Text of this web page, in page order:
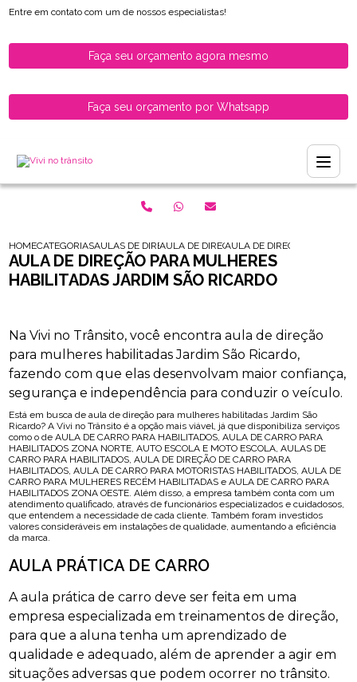
Entre em contato com um de nossos especialistas!
Faça seu orçamento agora mesmo
Faça seu orçamento por Whatsapp
HOMECATEGORIASAULAS DE DIRECAO PARA HABILITADOS
AULA DE DIRECAO PARA MULHERES
AULA DE DIRECAO PARA
AULA DE DIREÇÃO PARA MULHERES
HABILITADAS JARDIM SÃO RICARDO
Na Vivi no Trânsito, você encontra aula de direção
para mulheres habilitadas Jardim São Ricardo,
fazendo com que elas desenvolvam maior confiança,
segurança e independência para conduzir o veículo.
Está em busca de aula de direção para mulheres habilitadas Jardim São
Ricardo? A Vivi no Trânsito é a opção mais viável, já que disponibiliza serviços
como o de AULA DE CARRO PARA HABILITADOS, AULA DE CARRO PARA
HABILITADOS ZONA NORTE, AUTO ESCOLA E MOTO ESCOLA, AULAS DE
CARRO PARA HABILITADOS, AULA DE DIREÇÃO DE CARRO PARA
HABILITADOS, AULA DE CARRO PARA MOTORISTAS HABILITADOS, AULA DE
CARRO PARA MULHERES RECÉM HABILITADAS e AULA DE CARRO PARA
HABILITADOS ZONA OESTE. Além disso, a empresa também conta com um
atendimento qualificado, através de funcionários especializados e cuidadosos,
que entendem a necessidade de cada cliente. Também foram investidos
valores consideráveis em instalações de qualidade, aumentando a eficiência
da marca.
AULA PRÁTICA DE CARRO
A aula prática de carro deve ser feita em uma
empresa especializada em treinamentos de direção,
para que a aluna tenha um aprendizado de
qualidade e adequado, além de aprender a agir em
situações adversas que podem ocorrer no trânsito.